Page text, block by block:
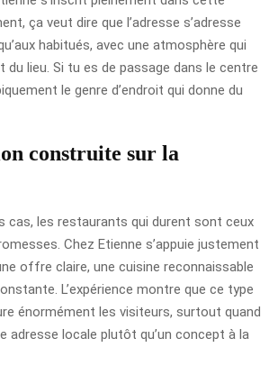
ça veut dire que l’adresse s’adresse
habitués, avec une atmosphère qui
du lieu. Si tu es de passage dans le centre
le genre d’endroit qui donne du
construite sur la
cas, les restaurants qui durent sont ceux
Chez Etienne s’appuie justement
offre claire, une cuisine reconnaissable
L’expérience montre que ce type
énormément les visiteurs, surtout quand
adresse locale plutôt qu’un concept à la